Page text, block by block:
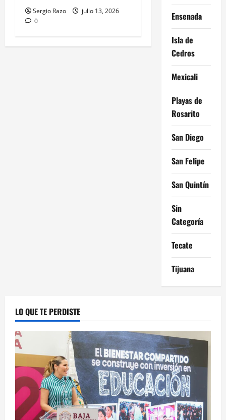
Sergio Razo
julio 13, 2026
0
Ensenada
Isla de
Cedros
Mexicali
Playas de
Rosarito
San Diego
San Felipe
San Quintín
Sin
Categoría
Tecate
Tijuana
LO QUE TE PERDISTE